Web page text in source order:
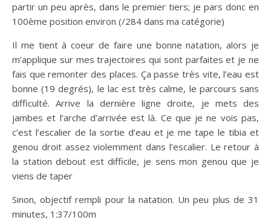
partir un peu après, dans le premier tiers; je pars donc en
100ème position environ (/284 dans ma catégorie)
Il me tient à coeur de faire une bonne natation, alors je
m’applique sur mes trajectoires qui sont parfaites et je ne
fais que remonter des places. Ça passe très vite, l’eau est
bonne (19 degrés), le lac est très calme, le parcours sans
difficulté. Arrive la dernière ligne droite, je mets des
jambes et l’arche d’arrivée est là. Ce que je ne vois pas,
c’est l’escalier de la sortie d’eau et je me tape le tibia et
genou droit assez violemment dans l’escalier. Le retour à
la station debout est difficile, je sens mon genou que je
viens de taper
Sinon, objectif rempli pour la natation. Un peu plus de 31
minutes, 1:37/100m